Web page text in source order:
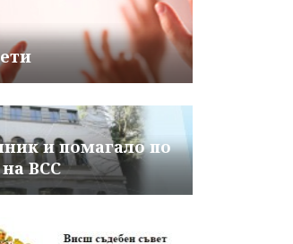
и помагало по
ВСС